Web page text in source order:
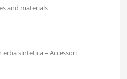
and materials
erba sintetica – Accessori